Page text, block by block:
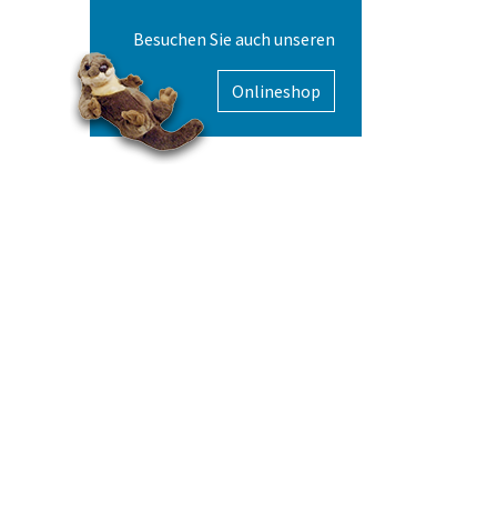
Besuchen Sie auch unseren
Onlineshop